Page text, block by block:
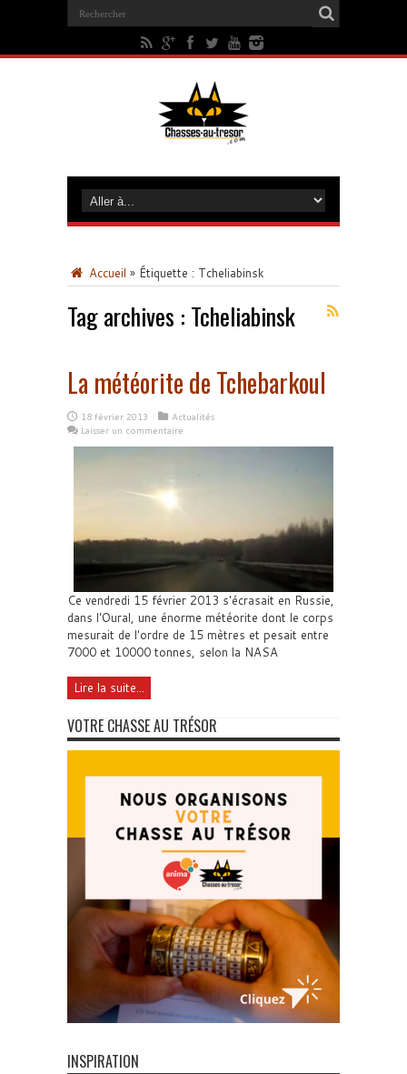
Accueil » Étiquette : Tcheliabinsk
Tag archives : Tcheliabinsk
La météorite de Tchebarkoul
18 février 2013
Actualités
Laisser un commentaire
Ce vendredi 15 février 2013 s'écrasait en Russie,
dans l'Oural, une énorme météorite dont le corps
mesurait de l'ordre de 15 mètres et pesait entre
7000 et 10000 tonnes, selon la NASA
Lire la suite...
VOTRE CHASSE AU TRÉSOR
INSPIRATION